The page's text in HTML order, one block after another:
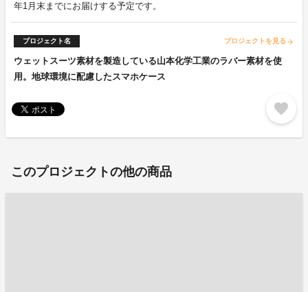
年1月末までにお届けする予定です。
プロジェクト名 プロジェクトを見る arrow_forward
ウェットスーツ素材を製造している山本化学工業のラバー素材を使
用。地球環境に配慮したスマホケース
favorite
このプロジェクトの他の商品